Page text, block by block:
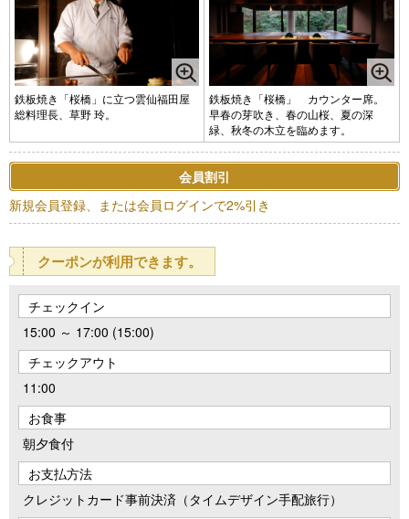
鉄板焼き「桜橋」に立つ雲仙福田屋
総料理長、草野 玲。
鉄板焼き「桜橋」 カウンター席。
早春の芽吹き、春の山桜、夏の深
緑、秋冬の木立を臨めます。
会員割引
新規会員登録、または会員ログインで2%引き
クーポンが利用できます。
チェックイン
15:00 ～ 17:00 (15:00)
チェックアウト
11:00
お食事
朝夕食付
お支払方法
クレジットカード事前決済（タイムデザイン手配旅行）